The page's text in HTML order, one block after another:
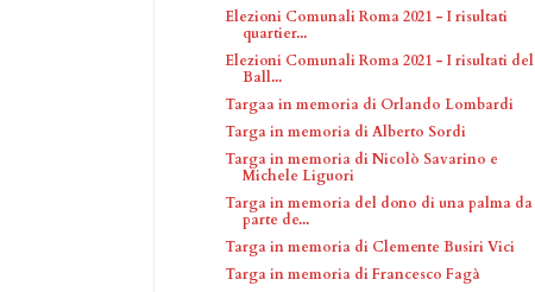
Elezioni Comunali Roma 2021 - I risultati
quartier...
Elezioni Comunali Roma 2021 - I risultati del
Ball...
Targaa in memoria di Orlando Lombardi
Targa in memoria di Alberto Sordi
Targa in memoria di Nicolò Savarino e
Michele Liguori
Targa in memoria del dono di una palma da
parte de...
Targa in memoria di Clemente Busiri Vici
Targa in memoria di Francesco Fagà